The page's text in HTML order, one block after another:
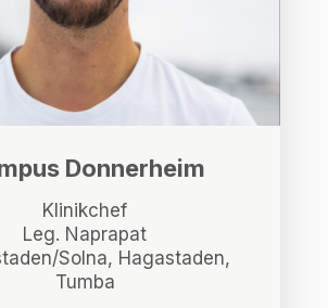
Donnerheim
Klinikchef
Leg. Naprapat
Solna, Hagastaden,
Tumba